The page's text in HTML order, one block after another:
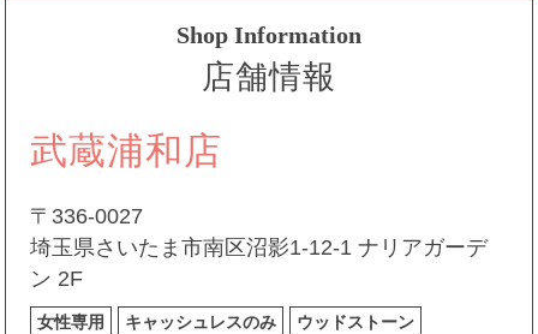
Shop Information
店舗情報
武蔵浦和店
〒336-0027
埼玉県さいたま市南区沼影1-12-1 ナリアガーデ
ン 2F
女性専用 キャッシュレスのみ ウッドストーン